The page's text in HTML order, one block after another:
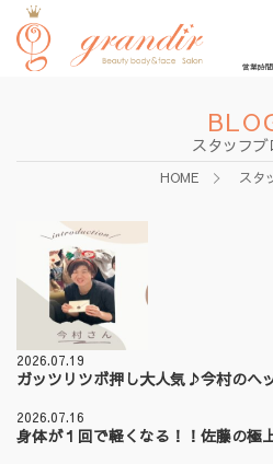
営業時
スタッフブ
HOME スタ
2026.07.19
ガッツリツボ押し大人気♪今村のヘ
2026.07.16
身体が１回で軽くなる！！佐藤の極